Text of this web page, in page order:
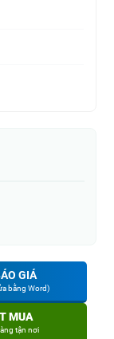
GIÁ
bằng Word)
MUA
tận nơi